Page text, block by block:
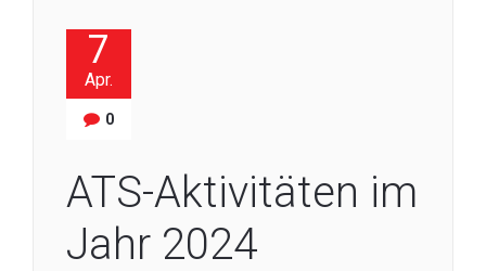
7
Apr.
0
ATS-Aktivitäten im
Jahr 2024